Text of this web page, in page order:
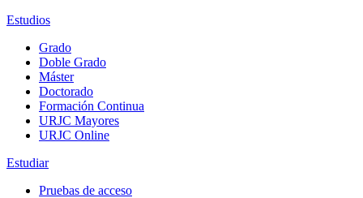
Estudios
Grado
Doble Grado
Máster
Doctorado
Formación Continua
URJC Mayores
URJC Online
Estudiar
Pruebas de acceso